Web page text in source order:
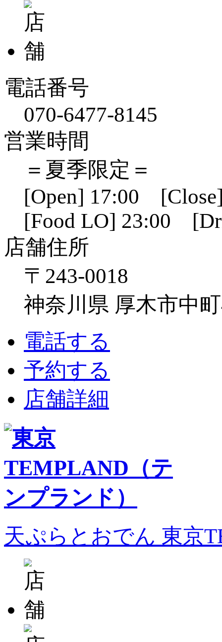
電話番号
070-6477-8145
営業時間
＝夏季限定＝
[Open] 17:00
[Food LO] 23:00
店舗住所
〒243-0018
神奈川県 厚木市中
電話する
予約する
店舗詳細
天ぷらとおでん 東京